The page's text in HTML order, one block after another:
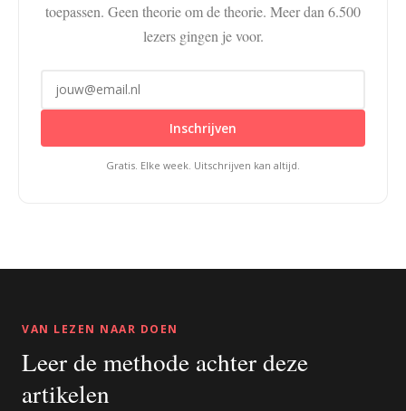
toepassen. Geen theorie om de theorie. Meer dan 6.500
lezers gingen je voor.
Inschrijven
Gratis. Elke week. Uitschrijven kan altijd.
VAN LEZEN NAAR DOEN
Leer de methode achter deze
artikelen